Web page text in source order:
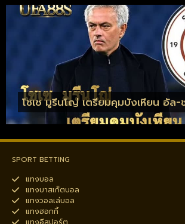
โชเซ มูรีนโญ่ เตรียมคุมบังเหียน อัล-
SPORT BETTING
แทงบอล
แทงบาสเก็ตบอล
แทงวอลเล่บอล
แทงฮอกกี้